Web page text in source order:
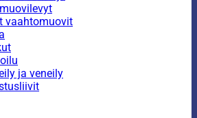
vaahtomuovit
ja veneily